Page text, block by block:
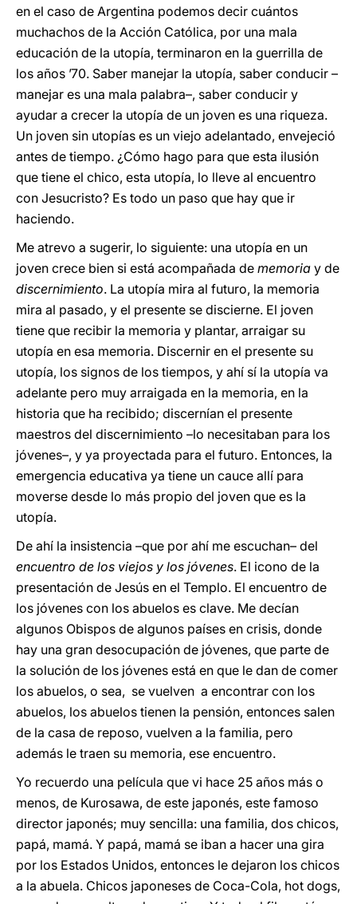
en el caso de Argentina podemos decir cuántos
muchachos de la Acción Católica, por una mala
educación de la utopía, terminaron en la guerrilla de
los años ’70. Saber manejar la utopía, saber conducir –
manejar es una mala palabra–, saber conducir y
ayudar a crecer la utopía de un joven es una riqueza.
Un joven sin utopías es un viejo adelantado, envejeció
antes de tiempo. ¿Cómo hago para que esta ilusión
que tiene el chico, esta utopía, lo lleve al encuentro
con Jesucristo? Es todo un paso que hay que ir
haciendo.
Me atrevo a sugerir, lo siguiente: una utopía en un
joven crece bien si está acompañada de memoria y de
discernimiento. La utopía mira al futuro, la memoria
mira al pasado, y el presente se discierne. El joven
tiene que recibir la memoria y plantar, arraigar su
utopía en esa memoria. Discernir en el presente su
utopía, los signos de los tiempos, y ahí sí la utopía va
adelante pero muy arraigada en la memoria, en la
historia que ha recibido; discernían el presente
maestros del discernimiento –lo necesitaban para los
jóvenes–, y ya proyectada para el futuro. Entonces, la
emergencia educativa ya tiene un cauce allí para
moverse desde lo más propio del joven que es la
utopía.
De ahí la insistencia –que por ahí me escuchan– del
encuentro de los viejos y los jóvenes. El icono de la
presentación de Jesús en el Templo. El encuentro de
los jóvenes con los abuelos es clave. Me decían
algunos Obispos de algunos países en crisis, donde
hay una gran desocupación de jóvenes, que parte de
la solución de los jóvenes está en que le dan de comer
los abuelos, o sea, se vuelven a encontrar con los
abuelos, los abuelos tienen la pensión, entonces salen
de la casa de reposo, vuelven a la familia, pero
además le traen su memoria, ese encuentro.
Yo recuerdo una película que vi hace 25 años más o
menos, de Kurosawa, de este japonés, este famoso
director japonés; muy sencilla: una familia, dos chicos,
papá, mamá. Y papá, mamá se iban a hacer una gira
por los Estados Unidos, entonces le dejaron los chicos
a la abuela. Chicos japoneses de Coca-Cola, hot dogs,